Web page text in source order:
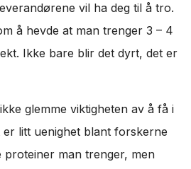
vil ha deg til å tro.
å hevde at man trenger 3 – 4
Ikke bare blir det dyrt, det er
glemme viktigheten av å få i
litt uenighet blant forskerne
man trenger, men